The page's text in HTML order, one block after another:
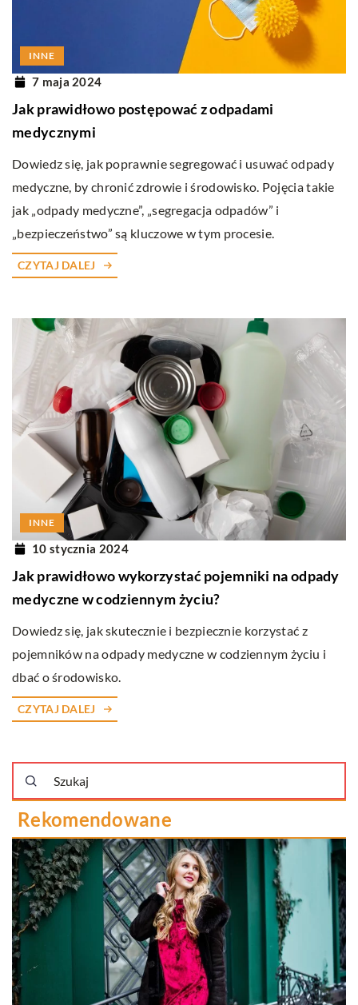
INNE
7 maja 2024
Jak prawidłowo postępować z odpadami
medycznymi
Dowiedz się, jak poprawnie segregować i usuwać odpady
medyczne, by chronić zdrowie i środowisko. Pojęcia takie
jak „odpady medyczne”, „segregacja odpadów” i
„bezpieczeństwo” są kluczowe w tym procesie.
CZYTAJ DALEJ
INNE
10 stycznia 2024
Jak prawidłowo wykorzystać pojemniki na odpady
medyczne w codziennym życiu?
Dowiedz się, jak skutecznie i bezpiecznie korzystać z
pojemników na odpady medyczne w codziennym życiu i
dbać o środowisko.
CZYTAJ DALEJ
Rekomendowane